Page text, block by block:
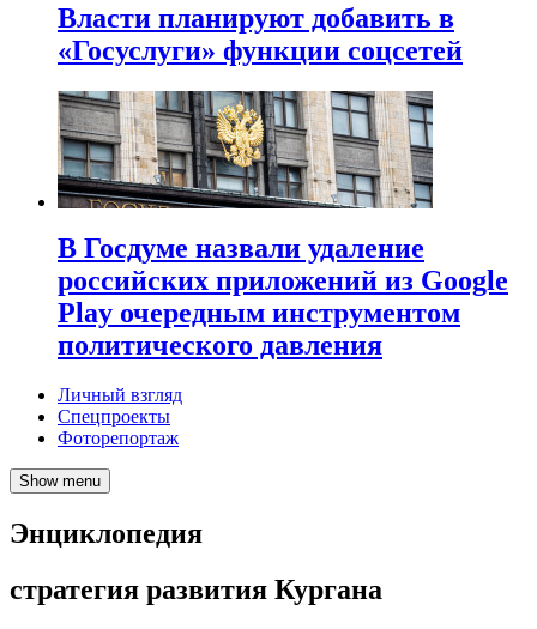
Власти планируют добавить в
«Госуслуги» функции соцсетей
В Госдуме назвали удаление
российских приложений из Google
Play очередным инструментом
политического давления
Личный взгляд
Спецпроекты
Фоторепортаж
Show menu
Энциклопедия
стратегия развития Кургана